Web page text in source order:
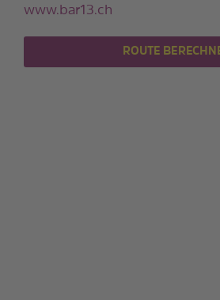
www.bar13.ch
ROUTE